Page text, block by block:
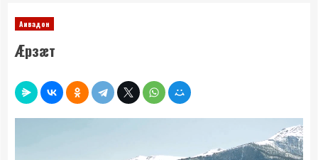
Аивадон
Æрзæт